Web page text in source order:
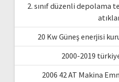
2. sınıf düzenli depolama
20 Kw Güneş enerjisi
2000-2019
2006 42 AT Makina